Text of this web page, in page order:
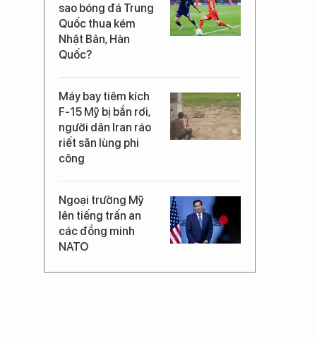
sao bóng đá Trung
Quốc thua kém
Nhật Bản, Hàn
Quốc?
Máy bay tiêm kích
F-15 Mỹ bị bắn rơi,
người dân Iran ráo
riết săn lùng phi
công
Ngoại trưởng Mỹ
lên tiếng trấn an
các đồng minh
NATO